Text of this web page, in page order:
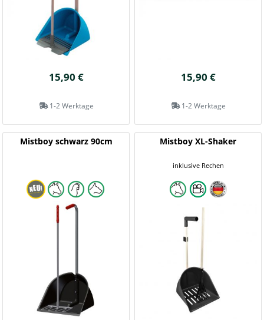
15,90 €
1-2 Werktage
15,90 €
1-2 Werktage
Mistboy schwarz 90cm Mistboy XL-Shaker
inklusive Rechen